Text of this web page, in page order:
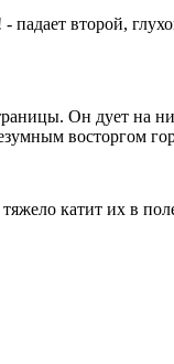
второй,
Он дует на
восторгом
катит их в